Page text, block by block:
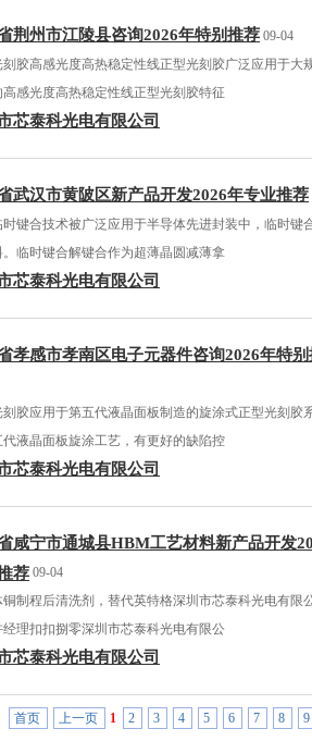
荆州市江陵县咨询2026年特别推荐 09-04
刻胶高感光度高热稳定性线正型光刻胶广泛应用于大
高感光度高热稳定性线正型光刻胶特征
芯泰科光电有限公司
武汉市黄陂区新产品开发2026年专业推荐
时键合技术被广泛应用于半导体先进封装中，临时键
。临时键合解键合作为超薄晶圆减薄拿
芯泰科光电有限公司
孝感市孝南区电子元器件咨询2026年特
刻胶应用于第五代液晶面板制造的旋涂式正型光刻胶
代液晶面板旋涂工艺，有更好的缺陷控
芯泰科光电有限公司
咸宁市通城县HBM工艺材料新产品开发
荐 09-04
铜制程后清洗剂，替代英特格深圳市芯泰科光电有限
经理扣扣捌零深圳市芯泰科光电有限公
芯泰科光电有限公司
首页 上一页 1 2 3 4 5 6 7 8 9